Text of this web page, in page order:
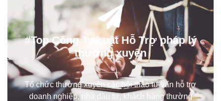
#Top Công Ty Luật Hỗ Trợ pháp lý
thường xuyên
Tổ chức thường xuyên các hội thảo tư vấn hỗ trợ
doanh nghiệp, nhà đầu tư, khách hàng thường